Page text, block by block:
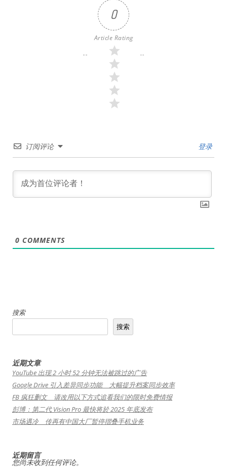
0
Article Rating
订阅评论 登录
0 COMMENTS
搜索
搜索
近期文章
YouTube 出现 2 小时 52 分钟无法被跳过的广告
Google Drive 引入差异同步功能 大幅提升档案同步效率
FB 疯狂删文 请改用以下方式追看我们的限时免费情报
彭博：第二代 Vision Pro 最快将於 2025 年底发布
市场遇冷 传再有中国大厂暂停摺叠手机业务
近期留言
您尚未收到任何评论。